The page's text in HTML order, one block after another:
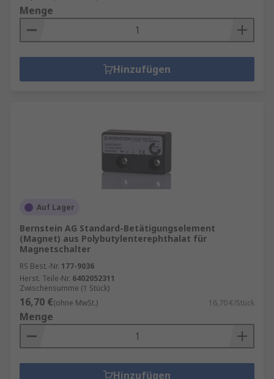
Menge
Hinzufügen
Auf Lager
Bernstein AG Standard-Betätigungselement
(Magnet) aus Polybutylenterephthalat für
Magnetschalter
RS Best.-Nr. 177-9036
Herst. Teile-Nr. 6402052311
Zwischensumme (1 Stück)
16,70 €(ohne MwSt.) 16,70 €/Stück
Menge
Hinzufügen